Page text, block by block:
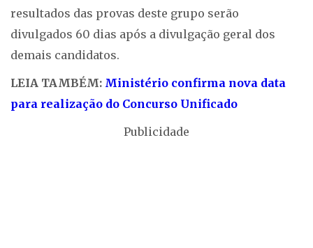
resultados das provas deste grupo serão
divulgados 60 dias após a divulgação geral dos
demais candidatos.
LEIA TAMBÉM: Ministério confirma nova data
para realização do Concurso Unificado
Publicidade